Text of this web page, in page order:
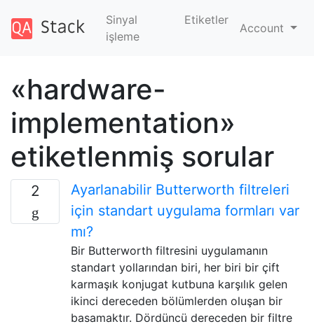
Sinyal
işleme
Etiketler
Account
«hardware-
implementation»
etiketlenmiş sorular
2
Ayarlanabilir Butterworth filtreleri
için standart uygulama formları var
mı?
Bir Butterworth filtresini uygulamanın
standart yollarından biri, her biri bir çift
karmaşık konjugat kutbuna karşılık gelen
ikinci dereceden bölümlerden oluşan bir
basamaktır. Dördüncü dereceden bir filtre